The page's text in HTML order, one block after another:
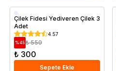
Saksıda
Çilek Fidesi Yediveren Çilek 3
Adet
4.57
%45 ₺ 550
₺ 300
Sepete Ekle